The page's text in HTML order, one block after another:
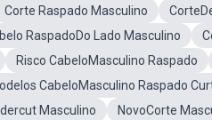
Corte Raspado Masculino
RaspadoDo Lado Masculino
Risco CabeloMasculino Raspado
CabeloMasculino Raspado
Masculino NovoCorte